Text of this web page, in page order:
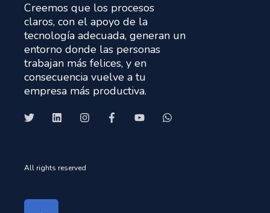
Creemos que los procesos
claros, con el apoyo de la
tecnología adecuada, generan un
entorno donde las personas
trabajan más felices, y en
consecuencia vuelve a tu
empresa más productiva.
All rights reserved